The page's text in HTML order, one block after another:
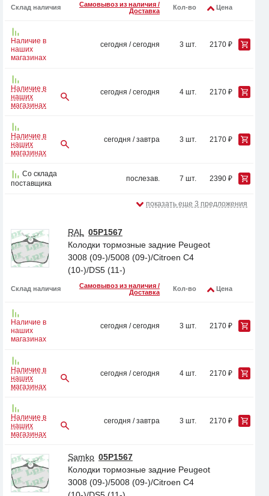
Склад наличия
Самовывоз из наличия /
Доставка
Кол-во Цена
Наличие в
наших
магазинах
сегодня / сегодня 3 шт. 2170 ₽
Наличие в
наших
магазинах
сегодня / сегодня 4 шт. 2170 ₽
Наличие в
наших
магазинах
сегодня / завтра 3 шт. 2170 ₽
Со склада
поставщика
послезав. 7 шт. 2390 ₽
показать еще 3 предложения
RAL
05P1567
Колодки тормозные задние Peugeot
3008 (09-)/5008 (09-)/Citroen C4
(10-)/DS5 (11-)
Склад наличия
Самовывоз из наличия /
Доставка
Кол-во Цена
Наличие в
наших
магазинах
сегодня / сегодня 3 шт. 2170 ₽
Наличие в
наших
магазинах
сегодня / сегодня 4 шт. 2170 ₽
Наличие в
наших
магазинах
сегодня / завтра 3 шт. 2170 ₽
Samko 05P1567
Колодки тормозные задние Peugeot
3008 (09-)/5008 (09-)/Citroen C4